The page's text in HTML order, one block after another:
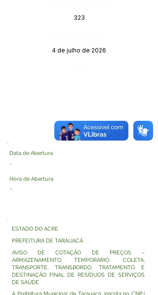
323
4 de julho de 2026
Data de Abertura
-
Hora de Abertura
-
ESTADO DO ACRE
PREFEITURA DE TARAUACÁ
AVISO DE COTAÇÃO DE PREÇOS –
ARMAZENAMENTO TEMPORÁRIO, COLETA,
TRANSPORTE, TRANSBORDO, TRATAMENTO E
DESTINAÇÃO FINAL DE RESÍDUOS DE SERVIÇOS
DE SAÚDE